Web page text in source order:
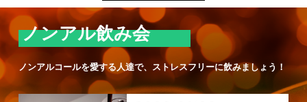
ノンアル飲み会
ノンアルコールを愛する人達で、ストレスフリーに飲みましょう！